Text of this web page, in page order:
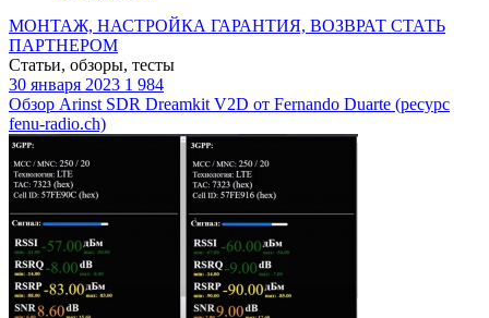
МОНТАЖ, НАСТРОЙКА ГАРАНТИЯ, ВОЗВРАТ СТАТЬ
ПАРТНЕРОМ
Статьи, обзоры, тесты
30 января 2023 1 984
Обзор Arinst SDR Dreamkit V2D от Fernando Duarte (ресурс
fenu-radio.ch)